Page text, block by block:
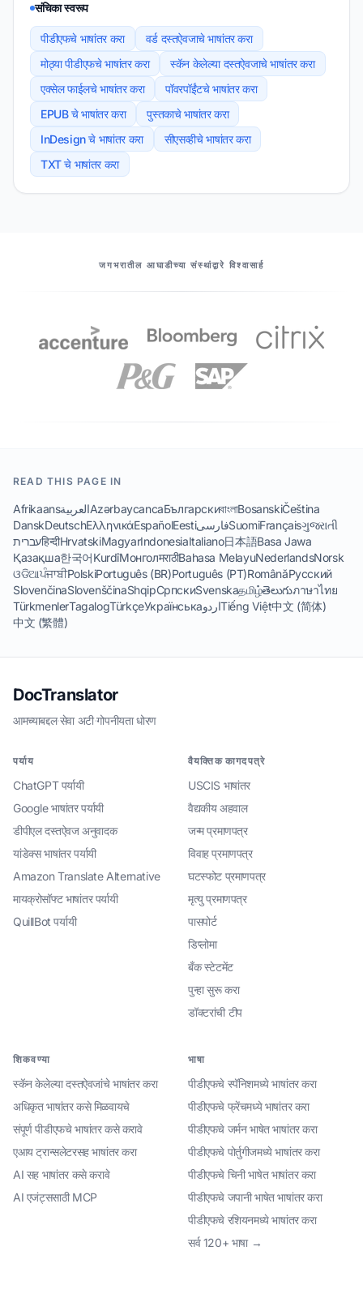
संचिका स्वरूप
पीडीएफचे भाषांतर करा
वर्ड दस्तऐवजाचे भाषांतर करा
मोठ्या पीडीएफचे भाषांतर करा
स्कॅन केलेल्या दस्तऐवजाचे भाषांतर करा
एक्सेल फाईलचे भाषांतर करा
पॉवरपॉईंटचे भाषांतर करा
EPUB चे भाषांतर करा
पुस्तकाचे भाषांतर करा
InDesign चे भाषांतर करा
सीएसव्हीचे भाषांतर करा
TXT चे भाषांतर करा
जगभरातील आघाडीच्या संस्थांद्वारे विश्वासार्ह
READ THIS PAGE IN
AfrikaansالعربيةAzərbaycancaБългарскиবাংলাBosanskiČeština
DanskDeutschΕλληνικάEspañolEestiفارسیSuomiFrançaisગુજરાતી
עבריתहिन्दीHrvatskiMagyarIndonesiaItaliano日本語Basa Jawa
Қазақша한국어KurdîМонголमराठीBahasa MelayuNederlandsNorsk
ଓଡିଆਪੰਜਾਬੀPolskiPortuguês (BR)Português (PT)RomânăРусский
SlovenčinaSlovenščinaShqipСрпскиSvenskaதமிழ்తెలుగుภาษาไทย
TürkmenlerTagalogTürkçeУкраїнськаاردوTiếng Việt中文 (简体)
中文 (繁體)
DocTranslator
आमच्याबद्दल·सेवा अटी·गोपनीयता धोरण
पर्याय
ChatGPT पर्यायी
Google भाषांतर पर्यायी
डीपीएल दस्तऐवज अनुवादक
यांडेक्स भाषांतर पर्यायी
Amazon Translate Alternative
मायक्रोसॉफ्ट भाषांतर पर्यायी
QuillBot पर्यायी
वैयक्तिक कागदपत्रे
USCIS भाषांतर
वैद्यकीय अहवाल
जन्म प्रमाणपत्र
विवाह प्रमाणपत्र
घटस्फोट प्रमाणपत्र
मृत्यु प्रमाणपत्र
पासपोर्ट
डिप्लोमा
बँक स्टेटमेंट
पुन्हा सुरू करा
डॉक्टरांची टीप
शिकवण्या
स्कॅन केलेल्या दस्तऐवजांचे भाषांतर करा
अधिकृत भाषांतर कसे मिळवायचे
संपूर्ण पीडीएफचे भाषांतर कसे करावे
एआय ट्रान्सलेटरसह भाषांतर करा
AI सह भाषांतर कसे करावे
AI एजंट्ससाठी MCP
भाषा
पीडीएफचे स्पॅनिशमध्ये भाषांतर करा
पीडीएफचे फ्रेंचमध्ये भाषांतर करा
पीडीएफचे जर्मन भाषेत भाषांतर करा
पीडीएफचे पोर्तुगीजमध्ये भाषांतर करा
पीडीएफचे चिनी भाषेत भाषांतर करा
पीडीएफचे जपानी भाषेत भाषांतर करा
पीडीएफचे रशियनमध्ये भाषांतर करा
सर्व 120+ भाषा →